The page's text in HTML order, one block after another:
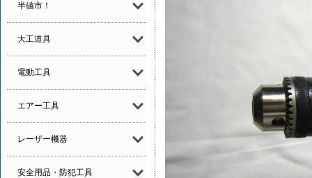
半値市！
大工道具
電動工具
エアー工具
レーザー機器
安全用品・防犯工具